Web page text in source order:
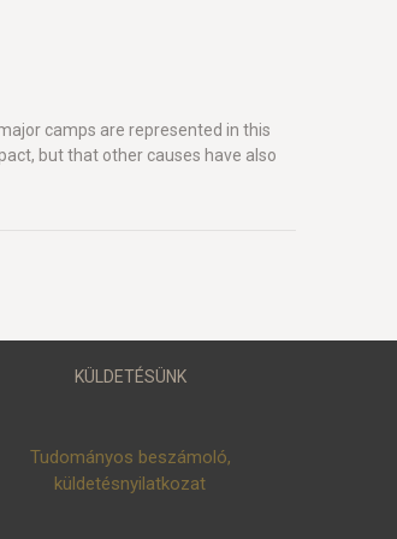
camps are represented in this
but that other causes have also
KÜLDETÉSÜNK
Tudományos beszámoló,
küldetésnyilatkozat